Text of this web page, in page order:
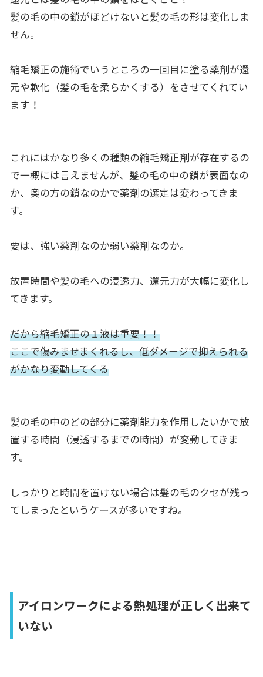
髪の毛の中の鎖がほどけないと髪の毛の形は変化しま
せん。
縮毛矯正の施術でいうところの一回目に塗る薬剤が還
元や軟化（髪の毛を柔らかくする）をさせてくれてい
ます！
これにはかなり多くの種類の縮毛矯正剤が存在するの
で一概には言えませんが、髪の毛の中の鎖が表面なの
か、奥の方の鎖なのかで薬剤の選定は変わってきま
す。
要は、強い薬剤なのか弱い薬剤なのか。
放置時間や髪の毛への浸透力、還元力が大幅に変化し
てきます。
だから縮毛矯正の１液は重要！！
ここで傷みませまくれるし、低ダメージで抑えられる
がかなり変動してくる
髪の毛の中のどの部分に薬剤能力を作用したいかで放
置する時間（浸透するまでの時間）が変動してきま
す。
しっかりと時間を置けない場合は髪の毛のクセが残っ
てしまったというケースが多いですね。
アイロンワークによる熱処理が正しく出来て
いない